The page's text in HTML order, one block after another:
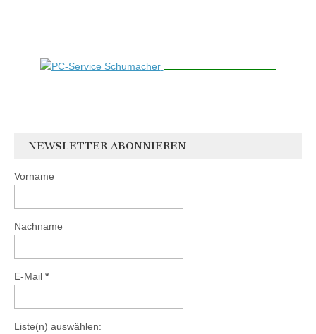
NEWSLETTER ABONNIEREN
Vorname
Nachname
E-Mail *
Liste(n) auswählen: